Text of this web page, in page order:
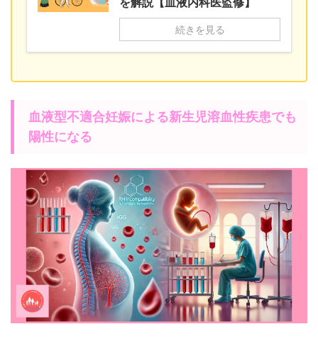
続きを見る
血液型不適合妊娠による新生児溶血性疾患でも
陽性になる